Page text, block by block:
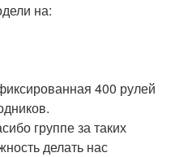
на:
400 рулей
группе за таких
делать нас